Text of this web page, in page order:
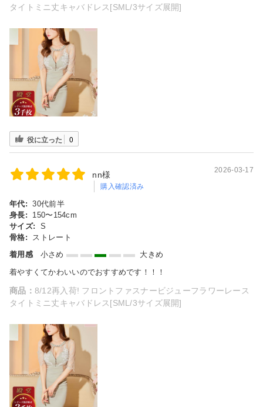
タイトミニ丈キャバドレス[SML/3サイズ展開]
役に立った 0
nn様
購入確認済み
2026-03-17
年代: 30代前半
身長:
150〜154cm
サイズ:
S
骨格:
ストレート
着用感
小さめ
大きめ
着やすくてかわいいのでおすすめです！！！
商品： 8/12再入荷! フロントファスナービジューフラワーレース
タイトミニ丈キャバドレス[SML/3サイズ展開]